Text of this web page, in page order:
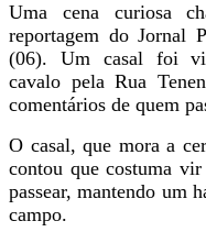
Uma cena curiosa
reportagem do Jornal
(06). Um casal foi
cavalo pela Rua
comentários de quem
O casal, que mora a
contou que costuma
passear, mantendo um
campo.